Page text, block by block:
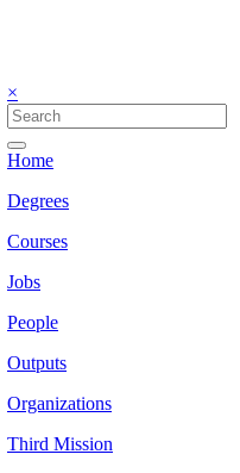
×
Home
Degrees
Courses
Jobs
People
Outputs
Organizations
Third Mission